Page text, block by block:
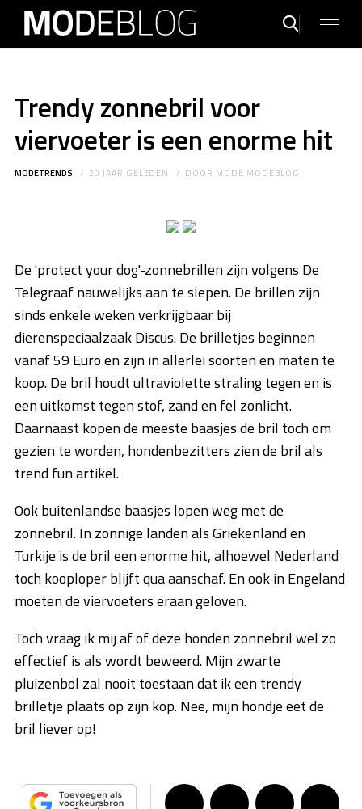
Trendy zonnebril voor
viervoeter is een enorme hit
MODETRENDS 20 JAAR GELEDEN DOOR MODE MODEBLOG
De 'protect your dog'-zonnebrillen zijn volgens De
Telegraaf nauwelijks aan te slepen. De brillen zijn
sinds enkele weken verkrijgbaar bij
dierenspeciaalzaak Discus. De brilletjes beginnen
vanaf 59 Euro en zijn in allerlei soorten en maten te
koop. De bril houdt ultraviolette straling tegen en is
een uitkomst tegen stof, zand en fel zonlicht.
Daarnaast kopen de meeste baasjes de bril toch om
gezien te worden, hondenbezitters zien de bril als
trend fun artikel.
Ook buitenlandse baasjes lopen weg met de
zonnebril. In zonnige landen als Griekenland en
Turkije is de bril een enorme hit, alhoewel Nederland
toch kooploper blijft qua aanschaf. En ook in Engeland
moeten de viervoeters eraan geloven.
Toch vraag ik mij af of deze honden zonnebril wel zo
effectief is als wordt beweerd. Mijn zwarte
pluizenbol zal nooit toestaan dat ik een trendy
brilletje plaats op zijn kop. Nee, mijn hondje eet de
bril liever op!